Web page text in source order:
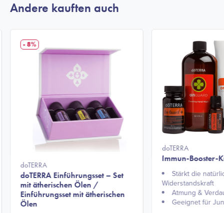
Andere kauften auch
- 8%
doTERRA
doTERRA Einführungsset – Set
mit ätherischen Ölen /
Einführungsset mit ätherischen
Ölen
doTERRA
Immun-Booster-
Stärkt die
Widerstandskraft
Atmung &
Geeignet für